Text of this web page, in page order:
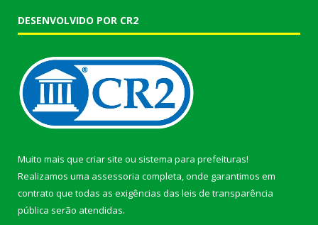
DESENVOLVIDO POR CR2
Muito mais que criar site ou sistema para prefeituras!
Realizamos uma assessoria completa, onde garantimos em
contrato que todas as exigências das leis de transparência
pública serão atendidas.